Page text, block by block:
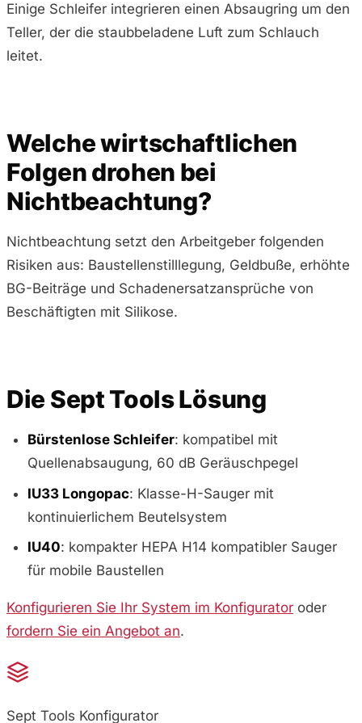
Einige Schleifer integrieren einen Absaugring um den
Teller, der die staubbeladene Luft zum Schlauch
leitet.
Welche wirtschaftlichen
Folgen drohen bei
Nichtbeachtung?
Nichtbeachtung setzt den Arbeitgeber folgenden
Risiken aus: Baustellenstilllegung, Geldbuße, erhöhte
BG-Beiträge und Schadenersatzansprüche von
Beschäftigten mit Silikose.
Die Sept Tools Lösung
Bürstenlose Schleifer: kompatibel mit
Quellenabsaugung, 60 dB Geräuschpegel
IU33 Longopac: Klasse-H-Sauger mit
kontinuierlichem Beutelsystem
IU40: kompakter HEPA H14 kompatibler Sauger
für mobile Baustellen
Konfigurieren Sie Ihr System im Konfigurator oder
fordern Sie ein Angebot an.
Sept Tools Konfigurator